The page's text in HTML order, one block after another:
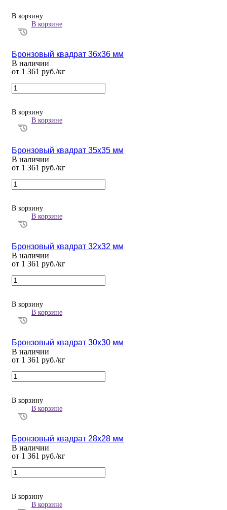
В корзину
В корзине
Бронзовый квадрат 36х36 мм
В наличии
от 1 361 руб./кг
В корзину
В корзине
Бронзовый квадрат 35х35 мм
В наличии
от 1 361 руб./кг
В корзину
В корзине
Бронзовый квадрат 32х32 мм
В наличии
от 1 361 руб./кг
В корзину
В корзине
Бронзовый квадрат 30х30 мм
В наличии
от 1 361 руб./кг
В корзину
В корзине
Бронзовый квадрат 28х28 мм
В наличии
от 1 361 руб./кг
В корзину
В корзине